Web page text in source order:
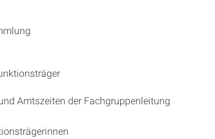
Amtszeiten der Fachgruppenleitung